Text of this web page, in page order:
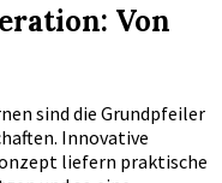
Von
sind die Grundpfeiler
Innovative
liefern praktische